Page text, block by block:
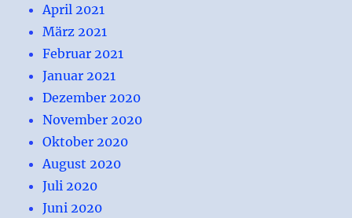
April 2021
März 2021
Februar 2021
Januar 2021
Dezember 2020
November 2020
Oktober 2020
August 2020
Juli 2020
Juni 2020